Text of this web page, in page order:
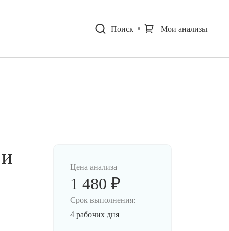
Поиск Мои анализы
Цена анализа
1 480 ₽
Срок выполнения:
4 рабочих дня